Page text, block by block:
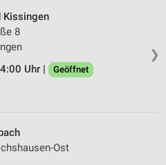
❯
Kissingen
8
Uhr |
Geöffnet
Ost